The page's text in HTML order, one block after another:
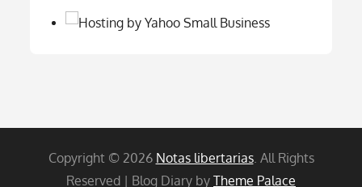
Copyright © 2026 Notas libertarias. All Rights
Reserved | Blog Diary by Theme Palace